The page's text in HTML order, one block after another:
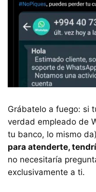
Grábatelo a fuego: si
verdad empleado de
tu banco, lo mismo
para atenderte,
no necesitaría
exclusivamente a ti.